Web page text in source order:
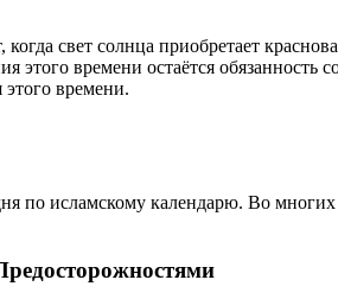
свет солнца приобретает
этого времени остаётся
времени.
по исламскому календарю. Во